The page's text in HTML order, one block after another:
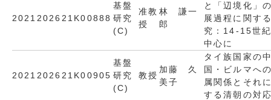
2021 2026 21K00888
基盤
研究
(C)
准教
授
林 謙一
郎
と「辺境化」
展過程に関す
究：14-15世
中心に
2021 2026 21K00905
基盤
研究
(C)
教授
加藤 久
美子
タイ族国家の
国・ビルマへ
属関係とそれ
する清朝の対